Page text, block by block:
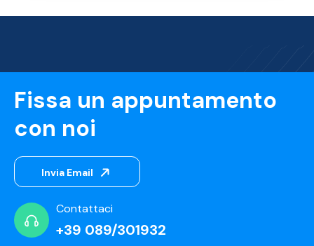
Fissa un appuntamento
con noi
Invia Email
Contattaci
+39 089/301932